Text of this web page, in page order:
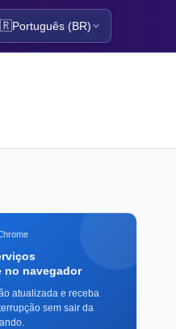
Português (BR)
no navegador
atualizada e receba
sem sair da